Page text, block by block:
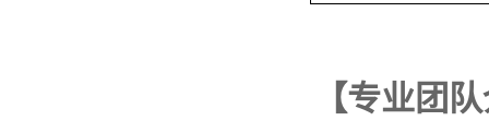
【专业团